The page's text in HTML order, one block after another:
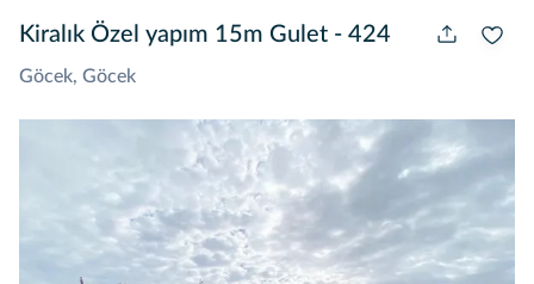
Kiralık Özel yapım 15m Gulet - 424
Göcek, Göcek